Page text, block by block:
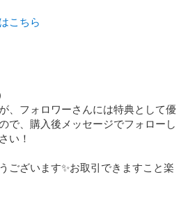
こちら
、フォロワーさんには特典として優
で、購入後メッセージでフォローし
い！
ございます✨お取引できますこと楽